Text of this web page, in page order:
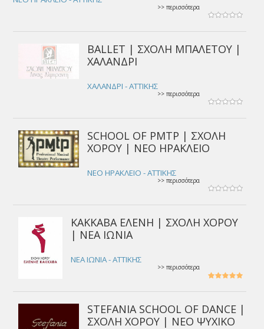
>> περισσότερα
BALLET | ΣΧΟΛΗ ΜΠΑΛΕΤΟΥ |
ΧΑΛΑΝΔΡΙ
ΧΑΛΑΝΔΡΙ - ΑΤΤΙΚΗΣ
>> περισσότερα
SCHOOL OF PMTP | ΣΧΟΛΗ
ΧΟΡΟΥ | ΝΕΟ ΗΡΑΚΛΕΙΟ
ΝΕΟ ΗΡΑΚΛΕΙΟ - ΑΤΤΙΚΗΣ
>> περισσότερα
ΚΑΚΚΑΒΑ ΕΛΕΝΗ | ΣΧΟΛΗ ΧΟΡΟΥ
| ΝΕΑ ΙΩΝΙΑ
ΝΕΑ ΙΩΝΙΑ - ΑΤΤΙΚΗΣ
>> περισσότερα
STEFANIA SCHOOL OF DANCE |
ΣΧΟΛΗ ΧΟΡΟΥ | ΝΕΟ ΨΥΧΙΚΟ